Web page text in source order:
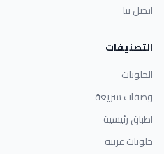
اتصل بنا
التصنيفات
الحلويات
وصفات سريعة
اطباق رئيسية
حلويات غربية